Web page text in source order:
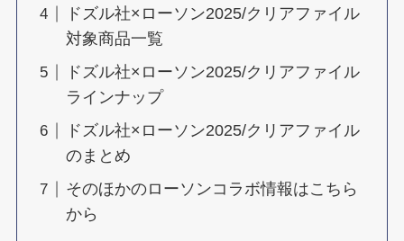
ドズル社×ローソン2025/クリアファイル
対象商品一覧
ドズル社×ローソン2025/クリアファイル
ラインナップ
ドズル社×ローソン2025/クリアファイル
のまとめ
そのほかのローソンコラボ情報はこちら
から